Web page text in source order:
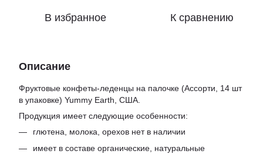
В избранное К сравнению
Описание
Фруктовые конфеты-леденцы на палочке (Ассорти, 14 шт
в упаковке) Yummy Earth, США.
Продукция имеет следующие особенности:
глютена, молока, орехов нет в наличии
имеет в составе органические, натуральные